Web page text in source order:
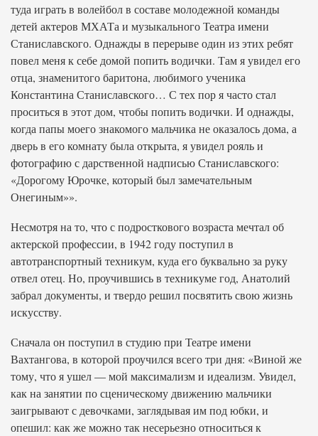
туда играть в волейбол в составе молодежной команды
детей актеров МХАТа и музыкального Театра имени
Станиславского. Однажды в перерыве один из этих ребят
повел меня к себе домой попить водички. Там я увидел его
отца, знаменитого баритона, любимого ученика
Константина Станиславского… С тех пор я часто стал
проситься в этот дом, чтобы попить водички. И однажды,
когда папы моего знакомого мальчика не оказалось дома, а
дверь в его комнату была открыта, я увидел рояль и
фотографию с дарственной надписью Станиславского:
«Дорогому Юрочке, который был замечательным
Онегиным»».
Несмотря на то, что с подросткового возраста мечтал об
актерской профессии, в 1942 году поступил в
автотранспортный техникум, куда его буквально за руку
отвел отец. Но, проучившись в техникуме год, Анатолий
забрал документы, и твердо решил посвятить свою жизнь
искусству.
Сначала он поступил в студию при Театре имени
Вахтангова, в которой проучился всего три дня: «Виной же
тому, что я ушел — мой максимализм и идеализм. Увидел,
как на занятии по сценическому движению мальчики
заигрывают с девочками, заглядывая им под юбки, и
опешил: как же можно так несерьезно относиться к